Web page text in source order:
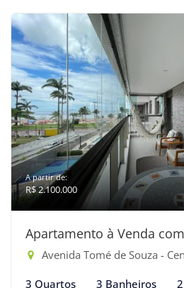
A partir de:
R$ 2.100.000
Apartamento à Venda
Avenida Tomé de Souza -
3 Quartos 3 Banheiros